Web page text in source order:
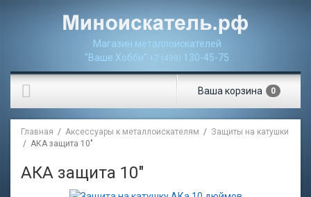
Магазин металлоискателей
"Ваше Хобби" +7 (499) 130-45-75
0
Ваша корзина
Главная / Аксессуары к металлоискателям / Защиты на катушки
/ АКА защита 10"
АКА защита 10"